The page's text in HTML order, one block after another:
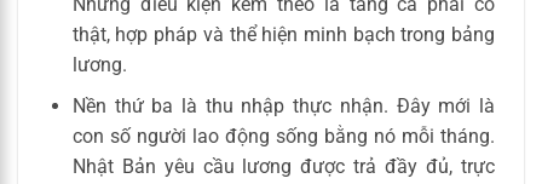
thật, hợp pháp và thể hiện minh bạch trong bảng
lương.
Nền thứ ba là thu nhập thực nhận. Đây mới là
con số người lao động sống bằng nó mỗi tháng.
Nhật Bản yêu cầu lương được trả đầy đủ, trực